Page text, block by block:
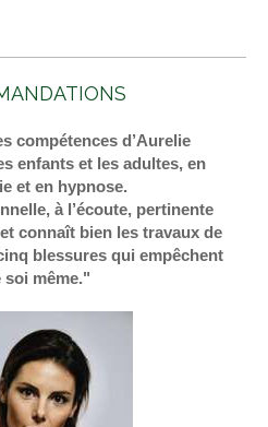
compétences d’Aurelie
enfants et les adultes, en
et en hypnose.
à l’écoute, pertinente
connaît bien les travaux de
blessures qui empêchent
soi même."